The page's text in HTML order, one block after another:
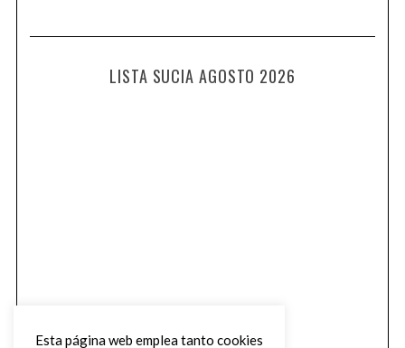
LISTA SUCIA AGOSTO 2026
Esta página web emplea tanto cookies